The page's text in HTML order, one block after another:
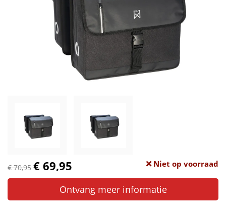
€ 70,95 € 69,95 Niet op voorraad
Ontvang meer informatie